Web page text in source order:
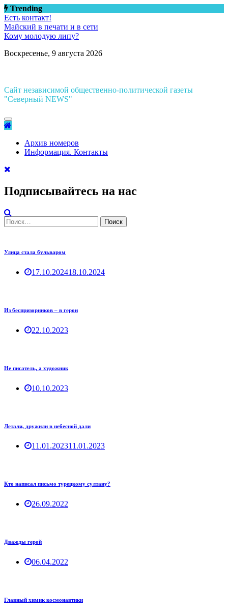
Перейти
к
содержимому
Trending
Есть контакт!
Майский в печати и в сети
Кому молодую липу?
Воскресенье, 9 августа 2026
Сайт независимой общественно-политической газеты
"Северный NEWS"
Архив номеров
Информация. Контакты
Подписывайтесь на нас
Найти:
Улица стала бульваром
17.10.202418.10.2024
Из беспризорников – в герои
22.10.2023
Не писатель, а художник
10.10.2023
Летали, дружили в небесной дали
11.01.202311.01.2023
Кто написал письмо турецкому султану?
26.09.2022
Дважды герой
06.04.2022
Главный химик космонавтики